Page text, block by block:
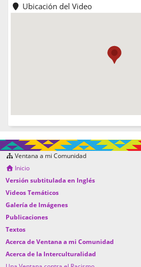
Ubicación del Video
Ventana a mi Comunidad
Inicio
Versión subtitulada en Inglés
Videos Temáticos
Galería de Imágenes
Publicaciones
Textos
Acerca de Ventana a mi Comunidad
Acerca de la Interculturalidad